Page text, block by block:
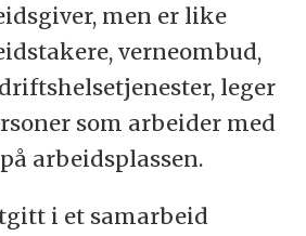
men er like
verneombud,
leger
som arbeider med
arbeidsplassen.
i et samarbeid